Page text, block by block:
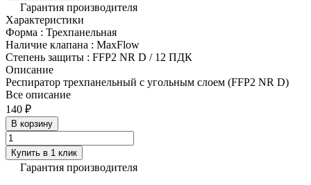
Гарантия производителя
Характеристики
Форма : Трехпанельная
Наличие клапана : MaxFlow
Степень защиты : FFP2 NR D / 12 ПДК
Описание
Респиратор трехпанельный с угольным слоем (FFP2 NR D)
Все описание
140 ₽
В корзину
Купить в 1 клик
Гарантия производителя